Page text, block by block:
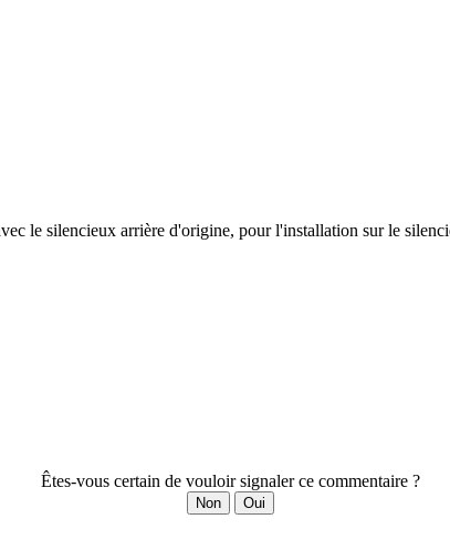
le silencieux arrière d'origine, pour l'installation sur le
Êtes-vous certain de vouloir signaler ce commentaire ?
Non Oui